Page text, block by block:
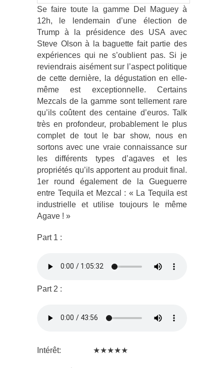
Se faire toute la gamme Del Maguey à
12h, le lendemain d’une élection de
Trump à la présidence des USA avec
Steve Olson à la baguette fait partie des
expériences qui ne s’oublient pas. Si je
reviendrais aisément sur l’aspect politique
de cette dernière, la dégustation en elle-
même est exceptionnelle. Certains
Mezcals de la gamme sont tellement rare
qu’ils coûtent des centaine d’euros. Talk
très en profondeur, probablement le plus
complet de tout le bar show, nous en
sortons avec une vraie connaissance sur
les différents types d’agaves et les
propriétés qu’ils apportent au produit final.
1er round également de la Gueguerre
entre Tequila et Mezcal : « La Tequila est
industrielle et utilise toujours le même
Agave ! »
Part 1 :
Part 2 :
Intérêt: ★★★★★